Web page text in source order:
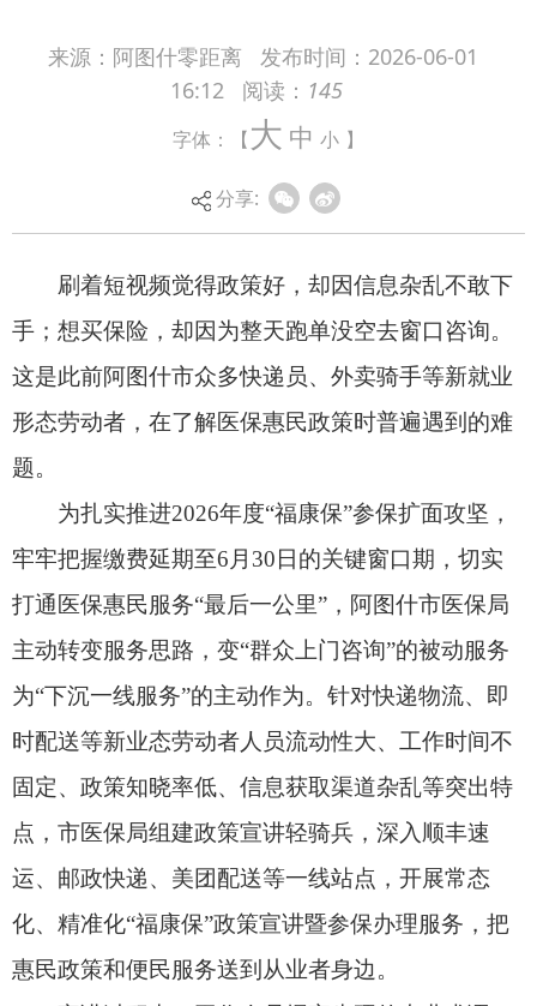
来源：阿图什零距离 发布时间： 2026-06-01
16:12
阅读： 145
字体：【大 中 小 】
分享:
刷着短视频觉得政策好，却因信息杂乱不敢下
手；想买保险，却因为整天跑单没空去窗口咨询。
这是此前阿图什市众多快递员、外卖骑手等新就业
形态劳动者，在了解医保惠民政策时普遍遇到的难
为扎实推进2026年度“福康保”参保扩面攻坚，
牢牢把握缴费延期至6月30日的关键窗口期，切实
打通医保惠民服务“最后一公里”，阿图什市医保局
主动转变服务思路，变“群众上门咨询”的被动服务
时配送等新业态劳动者人员流动性大、工作时间不
固定、政策知晓率低、信息获取渠道杂乱等突出特
点，市医保局组建政策宣讲轻骑兵，深入顺丰速
运、邮政快递、美团配送等一线站点，开展常态
化、精准化“福康保”政策宣讲暨参保办理服务，把
宣讲过程中，工作人员摒弃生硬的专业术语，
用接地气的家常话、通俗易懂的表达方式，为一线
从业者讲清政策、算清保障明白账。聚焦新业态劳
动者最关心、最关注的核心问题，围绕既往病史是
否可以参保、门诊小病报销比例、住院赔付标准、
理赔案例，细致拆解“福康保”与基本医保的互补衔
接关系，清晰讲解参保范围、缴费标准、保障待